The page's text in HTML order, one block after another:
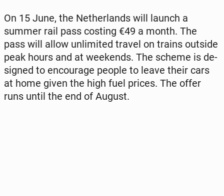
On 15 June, the Nether­lands will launch a
summer rail pass costing €49 a month. The
pass will allow un­lim­it­ed travel on trains outside
peak hours and at week­ends. The scheme is de­
signed to en­cour­age people to leave their cars
at home given the high fuel prices. The offer
runs until the end of August.